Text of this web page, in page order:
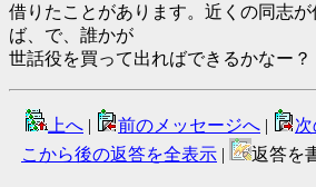
借りたことがあります。近くの同志
ば、で、誰かが
世話役を買って出ればできるかなー？
上へ | 前のメッセージへ |
こから後の返答を全表示 | 返答を